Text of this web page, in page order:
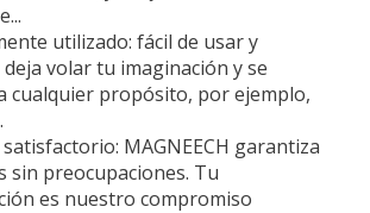
utilizado: fácil de usar y
volar tu imaginación y se
cualquier propósito, por ejemplo,
MAGNEECH garantiza
sin preocupaciones. Tu
es nuestro compromiso